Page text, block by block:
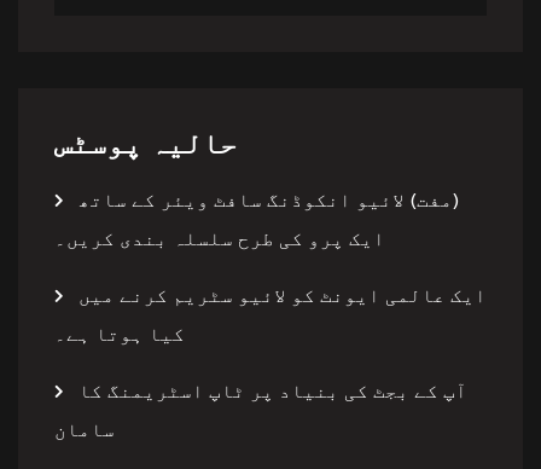
حالیہ پوسٹس
(مفت) لائیو انکوڈنگ سافٹ ویئر کے ساتھ
ایک پرو کی طرح سلسلہ بندی کریں۔
ایک عالمی ایونٹ کو لائیو سٹریم کرنے میں
کیا ہوتا ہے۔
آپ کے بجٹ کی بنیاد پر ٹاپ اسٹریمنگ کا
سامان